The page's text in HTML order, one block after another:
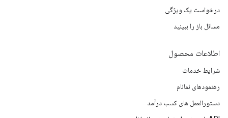
درخواست یک ویژگی
مسائل باز را ببینید
اطلاعات محصول
شرایط خدمات
رهنمودهای نمانام
دستورالعمل های کسب درآمد